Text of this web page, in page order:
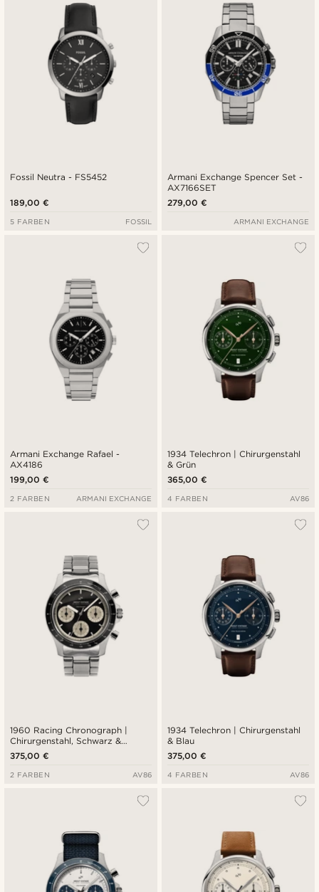
Fossil Neutra - FS5452
189,00 €
5 FARBEN FOSSIL
Armani Exchange Spencer Set -
AX7166SET
279,00 €
ARMANI EXCHANGE
Armani Exchange Rafael -
AX4186
199,00 €
2 FARBEN ARMANI EXCHANGE
1934 Telechron | Chirurgenstahl
& Grün
365,00 €
4 FARBEN AV86
1960 Racing Chronograph |
Chirurgenstahl, Schwarz &
Cremeweiß
375,00 €
2 FARBEN AV86
1934 Telechron | Chirurgenstahl
& Blau
375,00 €
4 FARBEN AV86